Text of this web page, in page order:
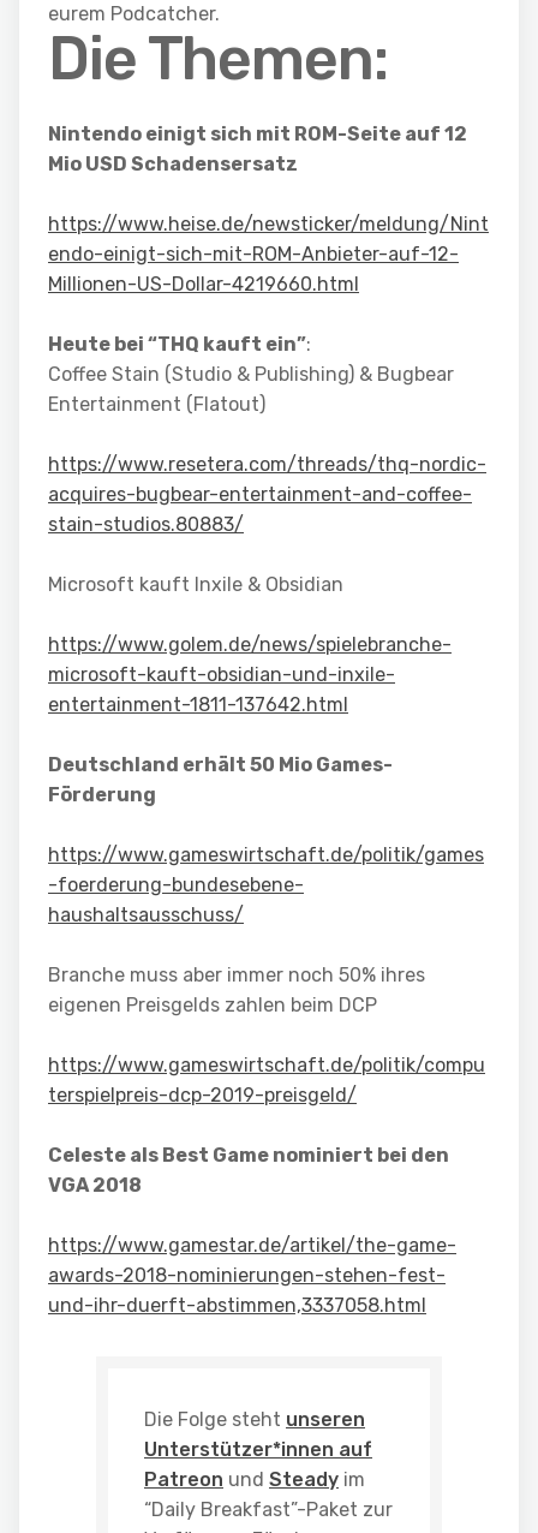
eurem Podcatcher.
Die Themen:
Nintendo einigt sich mit ROM-Seite auf 12
Mio USD Schadensersatz
https://www.heise.de/newsticker/meldung/Nint
endo-einigt-sich-mit-ROM-Anbieter-auf-12-
Millionen-US-Dollar-4219660.html
Heute bei “THQ kauft ein”:
Coffee Stain (Studio & Publishing) & Bugbear
Entertainment (Flatout)
https://www.resetera.com/threads/thq-nordic-
acquires-bugbear-entertainment-and-coffee-
stain-studios.80883/
Microsoft kauft Inxile & Obsidian
https://www.golem.de/news/spielebranche-
microsoft-kauft-obsidian-und-inxile-
entertainment-1811-137642.html
Deutschland erhält 50 Mio Games-
Förderung
https://www.gameswirtschaft.de/politik/games
-foerderung-bundesebene-
haushaltsausschuss/
Branche muss aber immer noch 50% ihres
eigenen Preisgelds zahlen beim DCP
https://www.gameswirtschaft.de/politik/compu
terspielpreis-dcp-2019-preisgeld/
Celeste als Best Game nominiert bei den
VGA 2018
https://www.gamestar.de/artikel/the-game-
awards-2018-nominierungen-stehen-fest-
und-ihr-duerft-abstimmen,3337058.html
Die Folge steht unseren
Unterstützer*innen auf
Patreon und Steady im
“Daily Breakfast”-Paket zur